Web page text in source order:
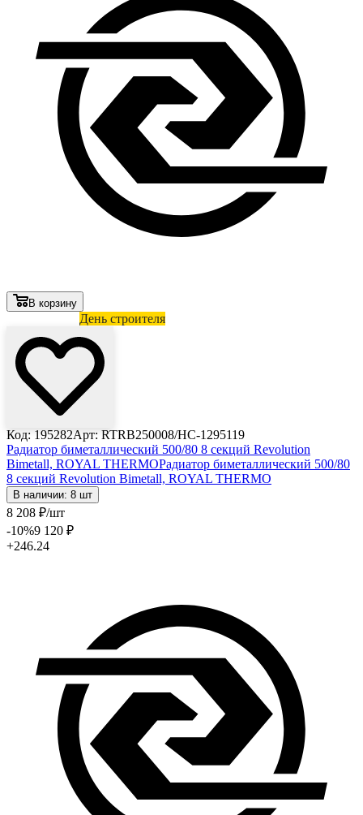
В корзину
День строителя
Код: 195282Арт: RTRB250008/НС-1295119
Радиатор биметаллический 500/80 8 секций Revolution
Bimetall, ROYAL THERMOРадиатор биметаллический 500/80
8 секций Revolution Bimetall, ROYAL THERMO
В наличии: 8 шт
8 208 ₽/шт
-10%9 120 ₽
+246.24